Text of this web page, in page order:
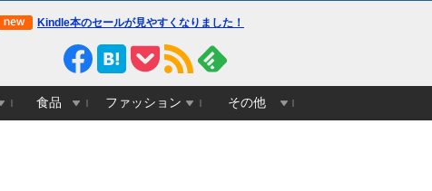
Kindle本のセールが見やすくなりました！
食品 ファッション その他